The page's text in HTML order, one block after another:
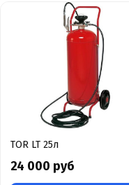
TOR LT 25л
24 000 руб